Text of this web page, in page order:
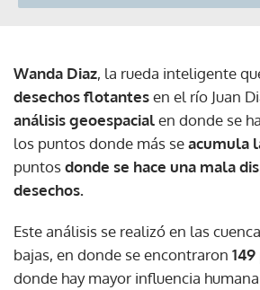
Wanda Diaz, la rueda inteligente
desechos flotantesen el río Juan
análisis geoespacialen donde se
los puntos donde más seacumula
puntosdonde se hace una mala
desechos.
Este análisis se realizó en las
bajas, en donde se encontraron
donde hay mayor influencia